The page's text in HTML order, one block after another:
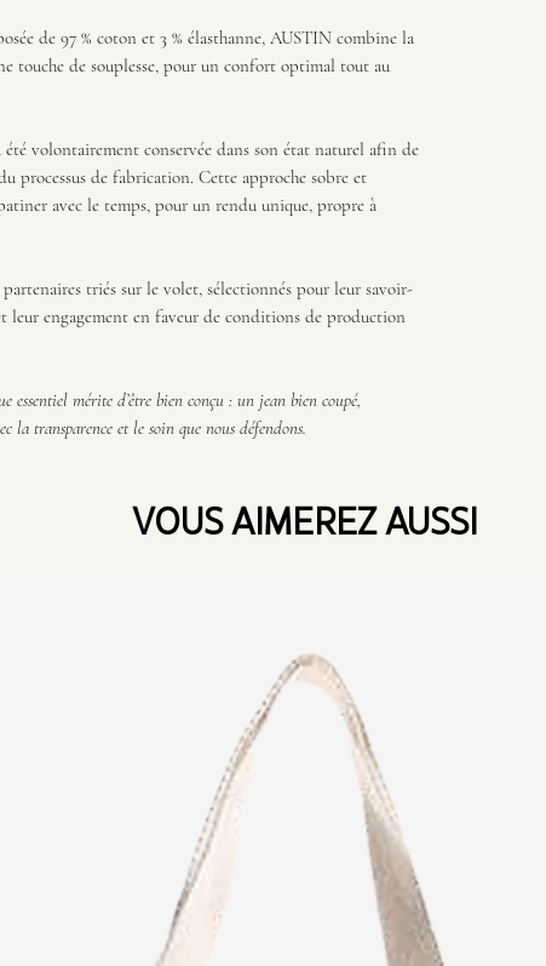
de 97 % coton et 3 % élasthanne, AUSTIN combine la
touche de souplesse, pour un confort optimal tout au
volontairement conservée dans son état naturel afin de
processus de fabrication. Cette approche sobre et
avec le temps, pour un rendu unique, propre à
triés sur le volet, sélectionnés pour leur savoir-
engagement en faveur de conditions de production
essentiel mérite d’être bien conçu : un jean bien coupé,
la transparence et le soin que nous défendons.
VOUS AIMEREZ AUSSI